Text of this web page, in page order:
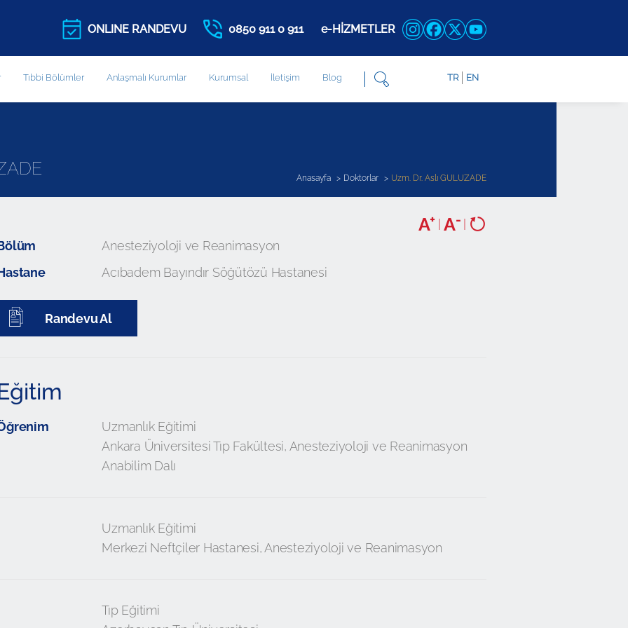
ONLINE RANDEVU 0850 911 0 911 e-HİZMETLER
Tıbbi Bölümler Anlaşmalı Kurumlar Kurumsal İletişim Blog TR EN
Anasayfa Doktorlar Uzm. Dr. Aslı GULUZADE
A+ A-
Anesteziyoloji ve Reanimasyon
Acıbadem Bayındır Söğütözü Hastanesi
Randevu Al
Uzmanlık Eğitimi
Ankara Üniversitesi Tıp Fakültesi, Anesteziyoloji ve Reanimasyon
Anabilim Dalı
Uzmanlık Eğitimi
Merkezi Neftçiler Hastanesi, Anesteziyoloji ve Reanimasyon
Tıp Eğitimi